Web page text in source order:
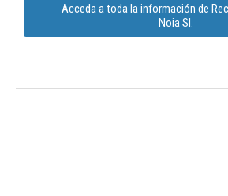
Acceda a toda la información de
Noia Sl.